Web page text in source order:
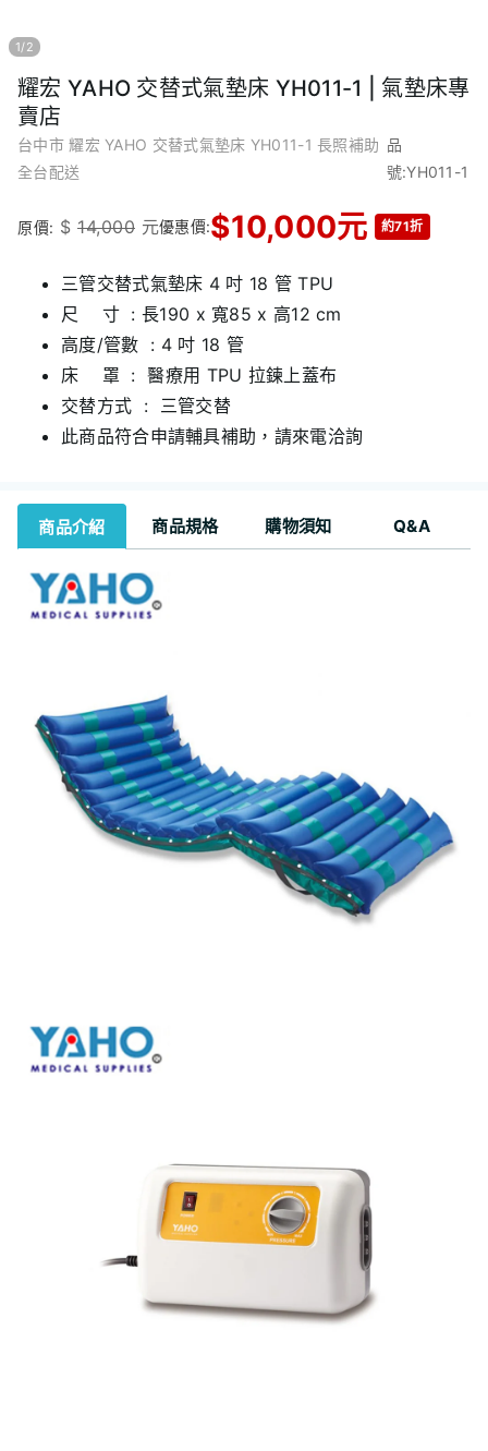
1/2
耀宏 YAHO 交替式氣墊床 YH011-1 | 氣墊床專
賣店
台中市 耀宏 YAHO 交替式氣墊床 YH011-1 長照補助
全台配送
品
號:YH011-1
原價: $ 14,000 元優惠價:$10,000元 約71折
三管交替式氣墊床 4 吋 18 管 TPU
尺 寸 : 長190 x 寬85 x 高12 cm
高度/管數 : 4 吋 18 管
床 罩 : 醫療用 TPU 拉鍊上蓋布
交替方式 : 三管交替
此商品符合申請輔具補助，請來電洽詢
商品介紹 商品規格 購物須知 Q&A